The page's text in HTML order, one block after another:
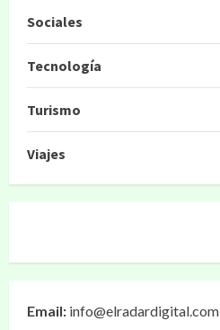
Sociales
Tecnología
Turismo
Viajes
Email: info@elradardigital.com